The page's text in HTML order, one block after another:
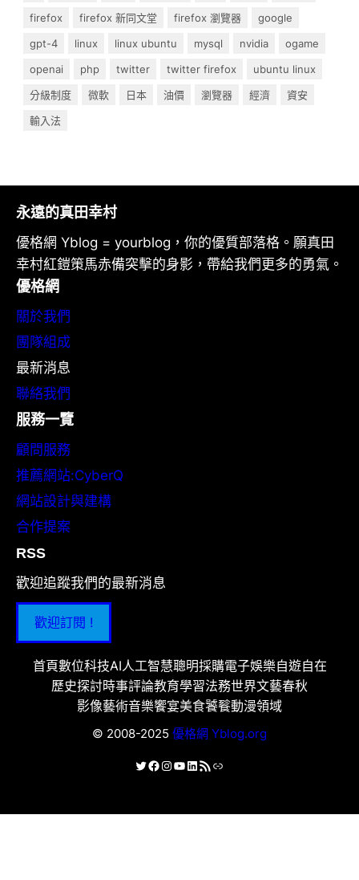
firefox
firefox 新同文堂 firefox 瀏覽器
google
gpt-4
linux linux ubuntu mysql nvidia
ogame
openai
php twitter twitter firefox
ubuntu linux
分級制度
微軟 日本 油價 瀏覽器 經濟
資安
輸入法
永遠的真田幸村
優格網 Yblog = yourblog，你的優質部落格。願真田
幸村紅鎧策馬赤備突擊的身影，帶給我們更多的勇氣。
優格網
關於我們
團隊組成
最新消息
聯絡我們
服務一覽
顧問服務
推薦網站:CyberQ
網站設計與建構
合作提案
RSS
歡迎追蹤我們的最新消息
歡迎訂閱 !
首頁數位科技AI人工智慧聰明採購電子娛樂自遊自在
歷史探討時事評論教育學習法務世界文藝春秋
影像藝術音樂饗宴美食饕餮動漫領域
© 2008-2025 優格網 Yblog.org
X Facebook
Instagram
YouTube
LinkedIn
RSS 資訊提供連結